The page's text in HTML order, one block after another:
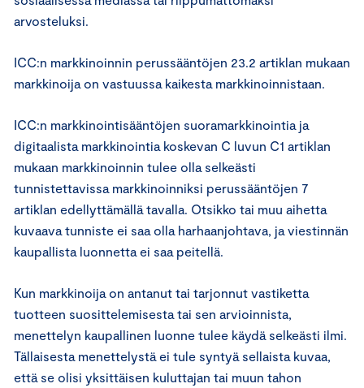
arvosteluksi.
ICC:n markkinoinnin perussääntöjen 23.2 artiklan mukaan
markkinoija on vastuussa kaikesta markkinoinnistaan.
ICC:n markkinointisääntöjen suoramarkkinointia ja
digitaalista markkinointia koskevan C luvun C1 artiklan
mukaan markkinoinnin tulee olla selkeästi
tunnistettavissa markkinoinniksi perussääntöjen 7
artiklan edellyttämällä tavalla. Otsikko tai muu aihetta
kuvaava tunniste ei saa olla harhaanjohtava, ja viestinnän
kaupallista luonnetta ei saa peitellä.
Kun markkinoija on antanut tai tarjonnut vastiketta
tuotteen suosittelemisesta tai sen arvioinnista,
menettelyn kaupallinen luonne tulee käydä selkeästi ilmi.
Tällaisesta menettelystä ei tule syntyä sellaista kuvaa,
että se olisi yksittäisen kuluttajan tai muun tahon